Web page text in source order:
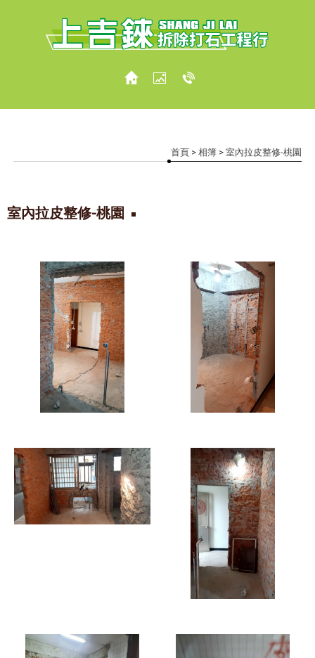
首頁 >相簿 > 室內拉皮整修-桃園
室內拉皮整修-桃園